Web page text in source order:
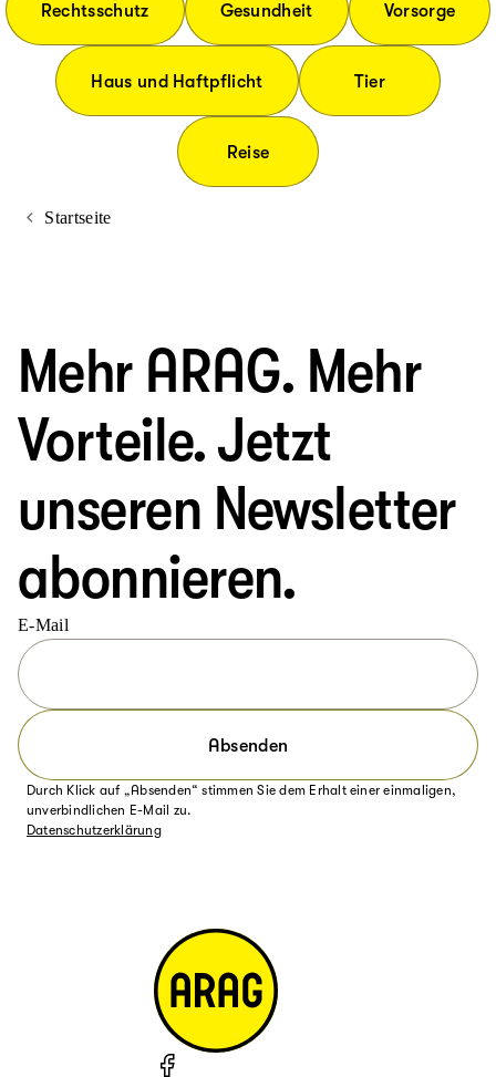
Rechtsschutz Gesundheit Vorsorge
Haus und Haftpflicht Tier
Reise
Startseite
Mehr ARAG. Mehr
Vorteile. Jetzt
unseren Newsletter
abonnieren.
E-Mail
Absenden
Durch Klick auf „Absenden“ stimmen Sie dem Erhalt einer einmaligen,
unverbindlichen E-Mail zu.
Datenschutzerklärung